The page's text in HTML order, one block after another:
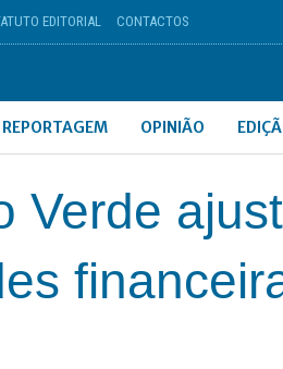
EDITORIAL CONTACTOS
REPORTAGEM OPINIÃO
Verde